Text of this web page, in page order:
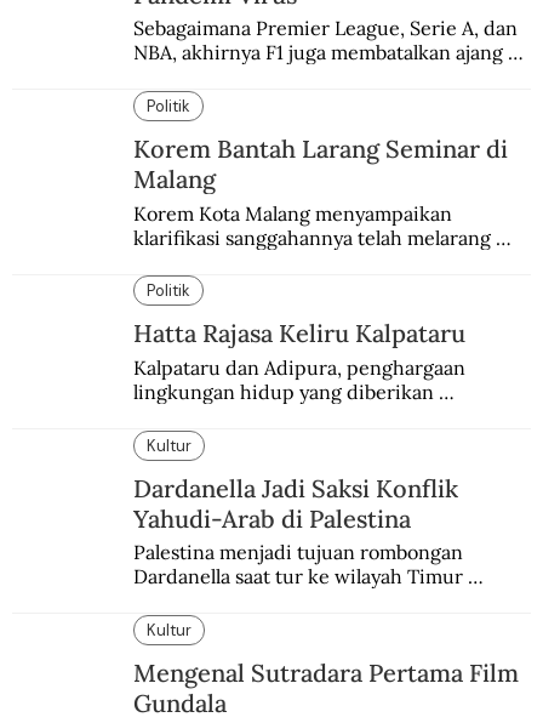
Sebagaimana Premier League, Serie A, dan
NBA, akhirnya F1 juga membatalkan ajang
enam dekade lampau.
Politik
Korem Bantah Larang Seminar di
Malang
Korem Kota Malang menyampaikan
klarifikasi sanggahannya telah melarang
Malang.
Politik
Hatta Rajasa Keliru Kalpataru
Kalpataru dan Adipura, penghargaan
lingkungan hidup yang diberikan
yang berbeda.
Kultur
Dardanella Jadi Saksi Konflik
Yahudi-Arab di Palestina
Palestina menjadi tujuan rombongan
Dardanella saat tur ke wilayah Timur
ketegangan antara orang Yahudi dan
penduduk Arab.
Kultur
Mengenal Sutradara Pertama Film
Gundala